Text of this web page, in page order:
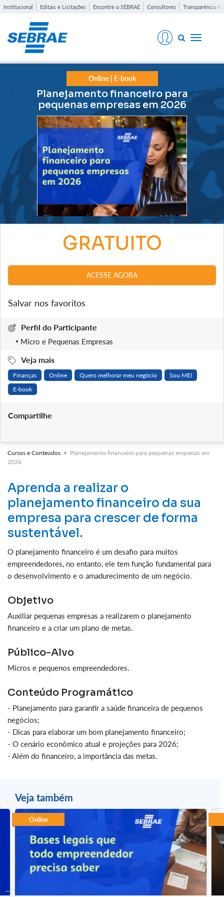
Institucional Editais e Licitações Encontre o SEBRAE Consultores Transparência e
Toggle
Online | E-book
Planejamento financeiro para
pequenas empresas em 2026
Cursos e Conteúdos > Planejamento financeiro para pequenas empresas em
2026
Aprenda a realizar o
planejamento financeiro da sua
empresa para crescer de forma
sustentável.
O planejamento financeiro é um desafio para muitos
empreendedores, no entanto, ele tem função fundamental para
o desenvolvimento e o amadurecimento de um negócio.
Objetivo
Auxiliar pequenas empresas a realizarem o planejamento
financeiro e a criar um plano de metas.
Público-Alvo
Micros e pequenos empreendedores.
Conteúdo Programático
- Planejamento para garantir a saúde financeira de pequenos
negócios;
- Dicas para elaborar um bom planejamento financeiro;
- O cenário econômico atual e projeções para 2026;
- Além do financeiro, a importância das metas.
Veja também
Online
GRATUITO
ACESSE AGORA
Salvar nos favoritos
Perfil do Participante
Micro e Pequenas Empresas
Veja mais
Finanças Online Quero melhorar meu negócio
Sou MEI
E-book
Compartilhe